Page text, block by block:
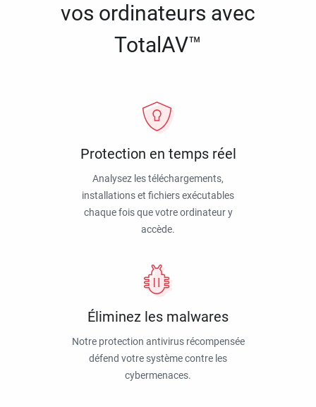
vos ordinateurs avec
TotalAV™
Protection en temps réel
Analysez les téléchargements,
installations et fichiers exécutables
chaque fois que votre ordinateur y
accède.
Éliminez les malwares
Notre protection antivirus récompensée
défend votre système contre les
cybermenaces.